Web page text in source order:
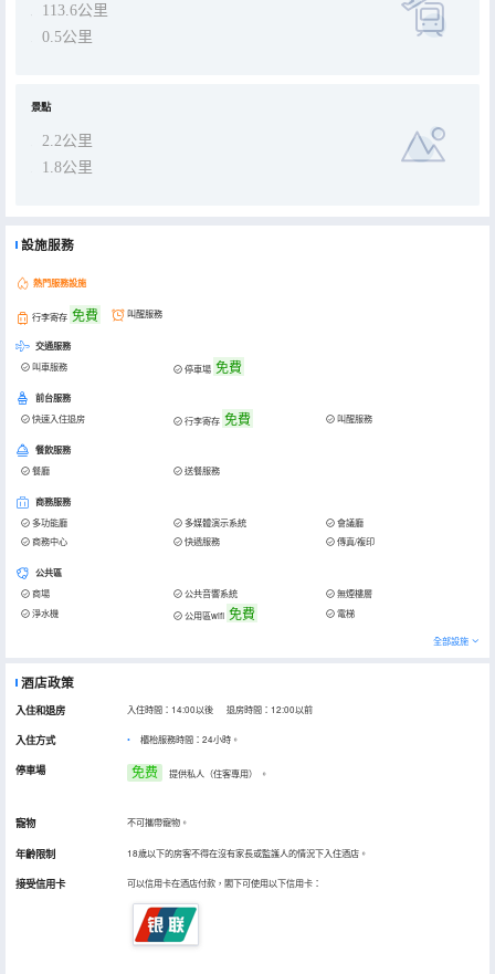
113.6公里
0.5公里
景點
2.2公里
1.8公里
設施服務
熱門服務設施
行李寄存 免費 叫醒服務
交通服務
叫車服務 停車場 免費
前台服務
快速入住退房 行李寄存 免費 叫醒服務
餐飲服務
餐廳 送餐服務
商務服務
多功能廳 多媒體演示系統
會議廳
商務中心
快遞服務 傳真/複印
公共區
商場 公共音響系統
無煙樓層
淨水機
公用區wifi 免費 電梯
全部設施
酒店政策
入住和退房 入住時間：14:00以後 退房時間：12:00以前
入住方式 櫃枱服務時間：24小時。
停車場 免费 提供私人（住客專用） 。
寵物 不可攜帶寵物。
年齡限制 18歲以下的房客不得在沒有家長或監護人的情況下入住酒店。
接受信用卡 可以信用卡在酒店付款，閣下可使用以下信用卡：